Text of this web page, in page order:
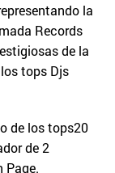
la
Records
de la
tops Djs
de los tops20
de 2
Page.